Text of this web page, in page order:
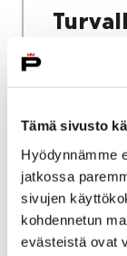
Tämä sivusto
Hyödynnämme
jatkossa
sivujen
kohdennetun
evästeistä ovat
Etusivu
Ohjaajana